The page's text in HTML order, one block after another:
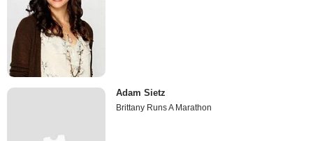
Adam Sietz
Brittany Runs A Marathon